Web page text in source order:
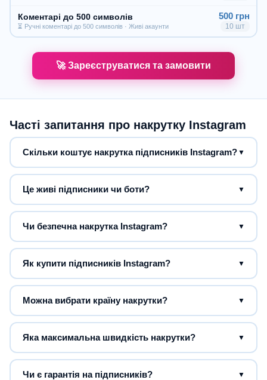
Коментарі до 500 символів
⏳ Ручні коментарі до 500 символів · Живі акаунти
500 грн
10 шт
🚀 Зареєструватися та замовити
Часті запитання про накрутку Instagram
Скільки коштує накрутка підписників Instagram? ▼
Це живі підписники чи боти? ▼
Чи безпечна накрутка Instagram? ▼
Як купити підписників Instagram? ▼
Можна вибрати країну накрутки? ▼
Яка максимальна швидкість накрутки? ▼
Чи є гарантія на підписників? ▼